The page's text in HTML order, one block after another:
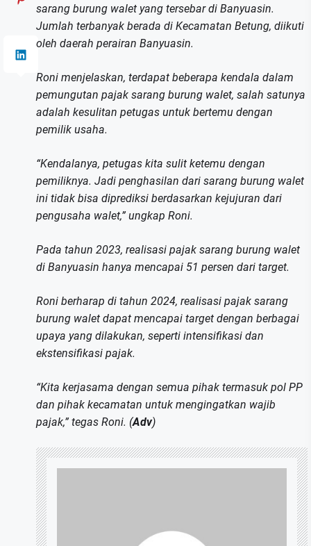
sarang burung walet yang tersebar di Banyuasin.
Jumlah terbanyak berada di Kecamatan Betung, diikuti
oleh daerah perairan Banyuasin.
Roni menjelaskan, terdapat beberapa kendala dalam
pemungutan pajak sarang burung walet, salah satunya
adalah kesulitan petugas untuk bertemu dengan
pemilik usaha.
“Kendalanya, petugas kita sulit ketemu dengan
pemiliknya. Jadi penghasilan dari sarang burung walet
ini tidak bisa diprediksi berdasarkan kejujuran dari
pengusaha walet,” ungkap Roni.
Pada tahun 2023, realisasi pajak sarang burung walet
di Banyuasin hanya mencapai 51 persen dari target.
Roni berharap di tahun 2024, realisasi pajak sarang
burung walet dapat mencapai target dengan berbagai
upaya yang dilakukan, seperti intensifikasi dan
ekstensifikasi pajak.
“Kita kerjasama dengan semua pihak termasuk pol PP
dan pihak kecamatan untuk mengingatkan wajib
pajak,” tegas Roni. (Adv)